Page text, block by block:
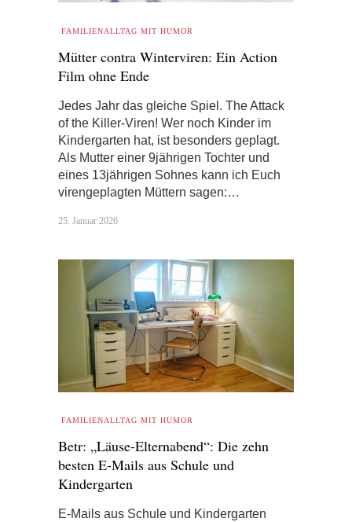
FAMILIENALLTAG MIT HUMOR
Mütter contra Winterviren: Ein Action
Film ohne Ende
Jedes Jahr das gleiche Spiel. The Attack
of the Killer-Viren! Wer noch Kinder im
Kindergarten hat, ist besonders geplagt.
Als Mutter einer 9jährigen Tochter und
eines 13jährigen Sohnes kann ich Euch
virengeplagten Müttern sagen:…
25. Januar 2026
FAMILIENALLTAG MIT HUMOR
Betr: „Läuse-Elternabend“: Die zehn
besten E-Mails aus Schule und
Kindergarten
E-Mails aus Schule und Kindergarten